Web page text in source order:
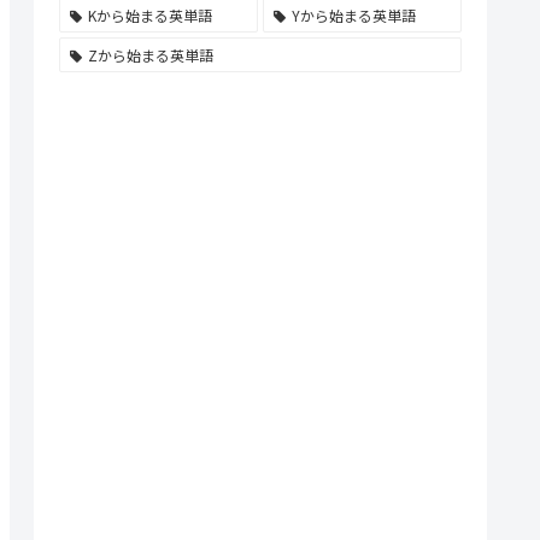
Kから始まる英単語
Yから始まる英単語
Zから始まる英単語